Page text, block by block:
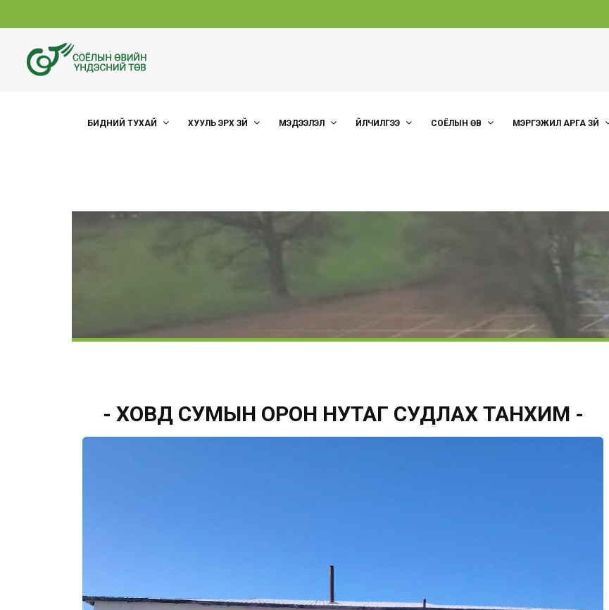
БИДНИЙ ТУХАЙ ХУУЛЬ ЭРХ ЗҮЙ МЭДЭЭЛЭЛ ҮЙЛЧИЛГЭЭ СОЁЛЫН ӨВ МЭРГЭЖИЛ АРГА ЗҮЙ
- ХОВД СУМЫН ОРОН НУТАГ СУДЛАХ ТАНХИМ -